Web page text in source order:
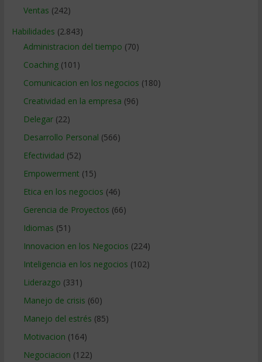
Ventas (242)
Habilidades (2.843)
Administracion del tiempo (70)
Coaching(101)
Comunicacion en los negocios (180)
Creatividad en la empresa (96)
Delegar(22)
Desarrollo Personal (566)
Efectividad (52)
Empowerment (15)
Etica en los negocios (46)
Gerencia de Proyectos (66)
Idiomas (51)
Innovacion en los Negocios (224)
Inteligencia en los negocios (102)
Liderazgo (331)
Manejo de crisis (60)
Manejo del estrés (85)
Motivacion (164)
Negociacion (122)